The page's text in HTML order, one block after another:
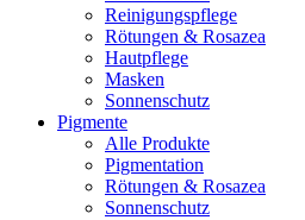
Reinigungspflege
Rötungen & Rosazea
Hautpflege
Masken
Sonnenschutz
Pigmente
Alle Produkte
Pigmentation
Rötungen & Rosazea
Sonnenschutz